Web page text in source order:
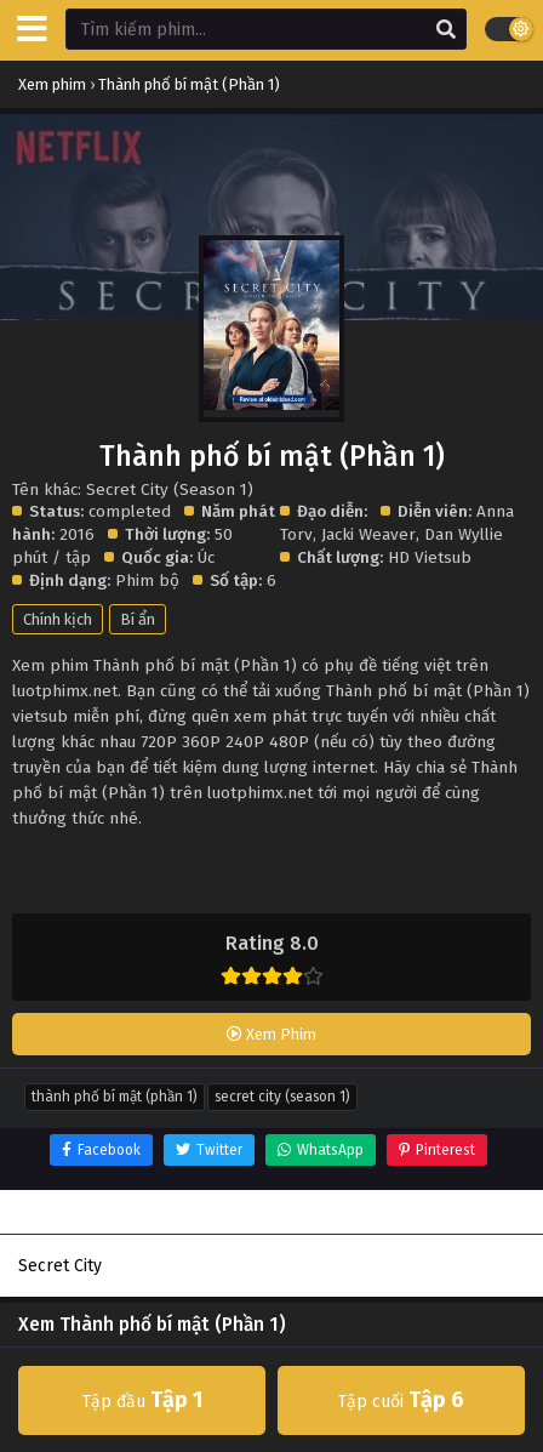
Xem phim › Thành phố bí mật (Phần 1)
Rating 8.0
Xem Phim
Thành phố bí mật (Phần 1)
Tên khác: Secret City (Season 1)
Status: completed
Năm phát
hành: 2016 Thời lượng: 50
phút / tập
Quốc gia: Úc
Định dạng: Phim bộ Số tập: 6
Đạo diễn: Diễn viên: Anna
Torv, Jacki Weaver, Dan Wyllie
Chất lượng: HD Vietsub
Chính kịch Bí ẩn
Xem phim Thành phố bí mật (Phần 1) có phụ đề tiếng việt trên
luotphimx.net. Bạn cũng có thể tải xuống Thành phố bí mật (Phần 1)
vietsub miễn phí, đừng quên xem phát trực tuyến với nhiều chất
lượng khác nhau 720P 360P 240P 480P (nếu có) tùy theo đường
truyền của bạn để tiết kiệm dung lượng internet. Hãy chia sẻ Thành
phố bí mật (Phần 1) trên luotphimx.net tới mọi người để cùng
thưởng thức nhé.
thành phố bí mật (phần 1) secret city (season 1)
Facebook Twitter WhatsApp Pinterest
Secret City
Xem Thành phố bí mật (Phần 1)
Tập đầu Tập 1 Tập cuối Tập 6